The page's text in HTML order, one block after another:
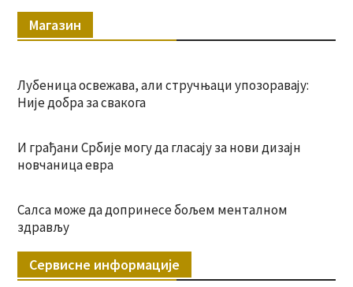
Магазин
Лубеница освежава, али стручњаци упозоравају:
Није добра за свакога
И грађани Србије могу да гласају за нови дизајн
новчаница евра
Салса може да допринесе бољем менталном
здрављу
Сервисне информације